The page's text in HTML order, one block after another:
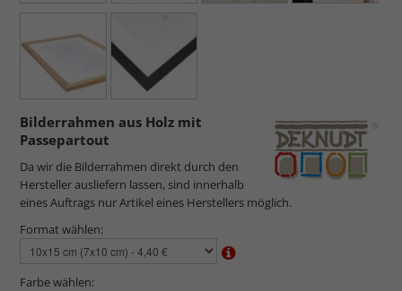
Bilderrahmen aus Holz mit
Passepartout
Da wir die Bilderrahmen direkt durch den
Hersteller ausliefern lassen, sind innerhalb
eines Auftrags nur Artikel eines Herstellers möglich.
Format wählen:
Farbe wählen: